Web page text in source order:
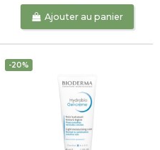
Ajouter au panier
-20%